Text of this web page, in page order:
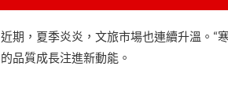
近期，夏季炎炎，文旅市場也連續升溫。“
的品質成長注進新動能。